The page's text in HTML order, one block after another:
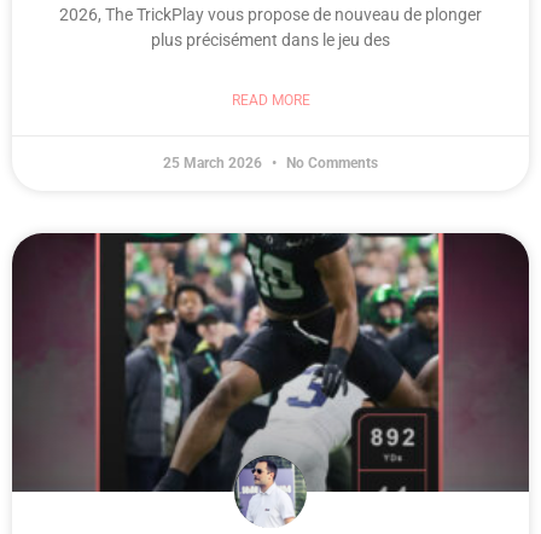
2026, The TrickPlay vous propose de nouveau de plonger
plus précisément dans le jeu des
READ MORE
25 March 2026 No Comments